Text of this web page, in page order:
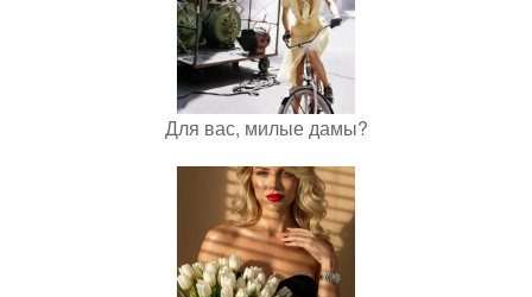
Для вас, милые дамы?